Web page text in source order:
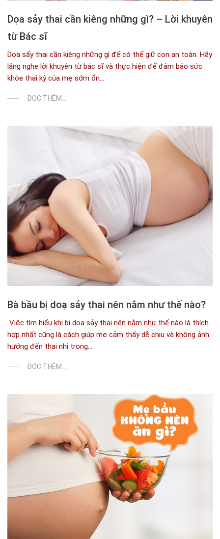
Dọa sảy thai cần kiêng những gì? – Lời khuyên
từ Bác sĩ
Dọa sẩy thai cần kiêng những gì để có thể giữ con an toàn. Hãy
lắng nghe lời khuyên từ bác sĩ và thực hiện để đảm bảo sức
khỏe thai kỳ của mẹ sớm ổn...
ĐỌC THÊM...
Bà bầu bị doạ sảy thai nên nằm như thế nào?
Việc tìm hiểu khi bị dọa sảy thai nên nằm như thế nào là thích
hợp nhất cũng là cách giúp mẹ cảm thấy dễ chịu và không ảnh
hưởng đến thai nhi trong...
ĐỌC THÊM...